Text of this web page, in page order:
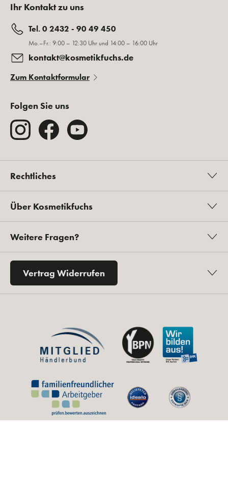
Ihr Kontakt zu uns
Tel. 0 2432 - 90 49 450
Mo.–Fr.: 9:00 – 12:30 Uhr und 14:00 – 16:00 Uhr
kontakt@kosmetikfuchs.de
Zum Kontaktformular
Folgen Sie uns
Rechtliches
Über Kosmetikfuchs
Weitere Fragen?
Vertrag Widerrufen